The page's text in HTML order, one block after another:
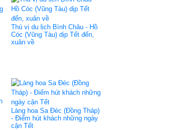
Thú vị du lịch Bình Châu - Hồ
Cóc (Vũng Tàu) dịp Tết đến,
xuân về
Làng hoa Sa Đéc (Đồng Tháp)
- Điểm hút khách những ngày
cận Tết